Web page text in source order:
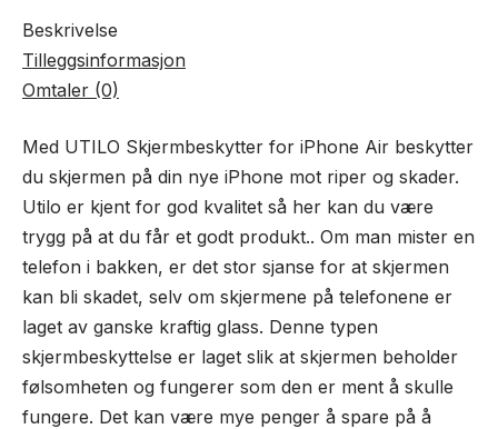
Beskrivelse
Tilleggsinformasjon
Omtaler (0)
Med UTILO Skjermbeskytter for iPhone Air beskytter
du skjermen på din nye iPhone mot riper og skader.
Utilo er kjent for god kvalitet så her kan du være
trygg på at du får et godt produkt.. Om man mister en
telefon i bakken, er det stor sjanse for at skjermen
kan bli skadet, selv om skjermene på telefonene er
laget av ganske kraftig glass. Denne typen
skjermbeskyttelse er laget slik at skjermen beholder
følsomheten og fungerer som den er ment å skulle
fungere. Det kan være mye penger å spare på å